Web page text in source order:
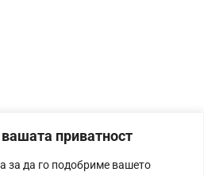
приватност
за да го подобриме вашето